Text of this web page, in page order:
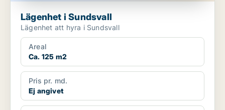
Lägenhet i Sundsvall
Lägenhet att hyra i Sundsvall
Areal
Ca. 125 m2
Pris pr. md.
Ej angivet